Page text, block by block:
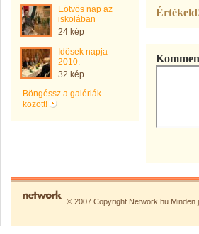
Eötvös nap az
iskolában
24 kép
Idősek napja
2010.
32 kép
Böngéssz a galériák
között!
© 2007 Copyright Network.hu Minden